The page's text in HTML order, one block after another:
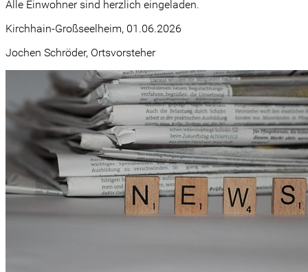
Alle Einwohner sind herzlich eingeladen.
Kirchhain-Großseelheim, 01.06.2026
Jochen Schröder, Ortsvorsteher